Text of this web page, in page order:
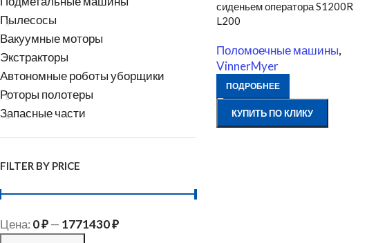
Пылесосы
Вакуумные моторы
Экстракторы
Автономные роботы уборщики
Роторы полотеры
Запасные части
FILTER BY PRICE
Цена: 0 ₽— 1771430 ₽
сиденьем оператора S1200R
L200
Поломоечные машины,
VinnerMyer
ПОДРОБНЕЕ
КУПИТЬ ПО КЛИКУ